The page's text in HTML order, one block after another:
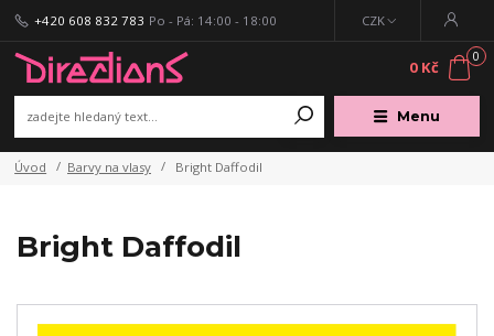
Menu
CZK
+420 608 832 783 Po - Pá: 14:00 - 18:00
0
0 Kč
Úvod Barvy na vlasy Bright Daffodil
Bright Daffodil